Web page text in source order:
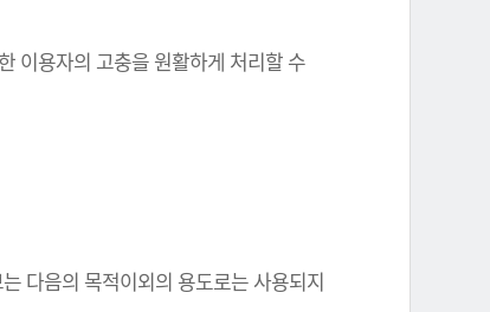
이용자의 고충을 원활하게 처리할 수
다음의 목적이외의 용도로는 사용되지